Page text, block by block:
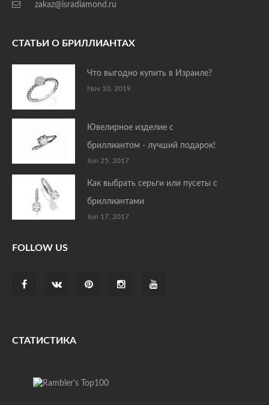
zakaz@isradiamond.ru
СТАТЬИ О БРИЛЛИАНТАХ
Что выгодно купить в Израиле?
Nov 10, 2019
Ювелирное изделие с
бриллиантом - лучший подарок!
Jun 25, 2017
Как выбрать серьги или пусеты с
бриллиантами
Jun 17, 2017
FOLLOW US
СТАТИСТИКА